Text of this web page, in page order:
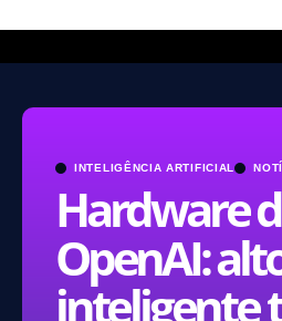
INTELIGÊNCIA ARTIFICIAL
Hardware
OpenAI:
inteligente